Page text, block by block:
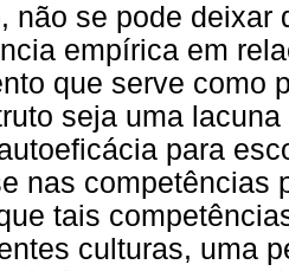
não se pode deixar
empírica em
que serve como
seja uma
para
nas competências
tais
culturas, uma